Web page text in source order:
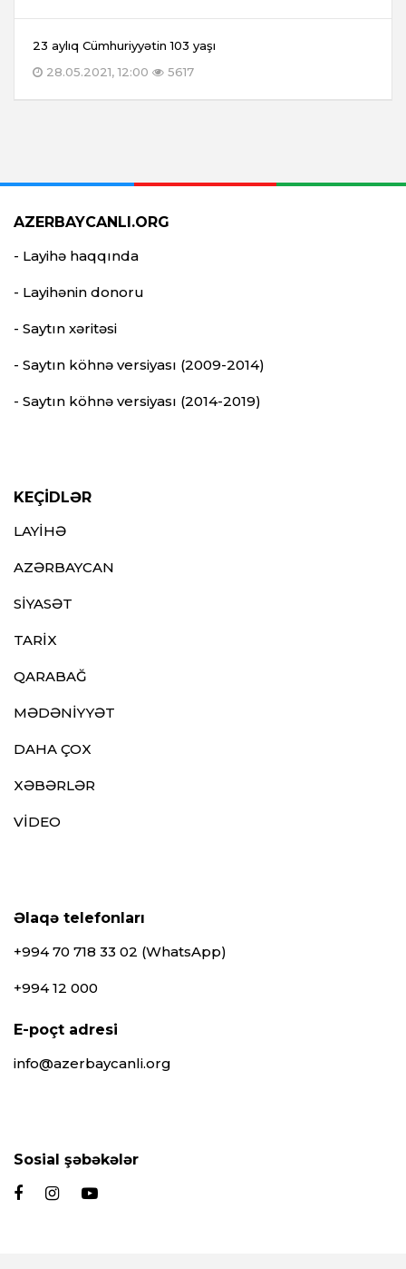
23 aylıq Cümhuriyyətin 103 yaşı
28.05.2021, 12:00
5617
AZERBAYCANLI.ORG
- Layihə haqqında
- Layihənin donoru
- Saytın xəritəsi
- Saytın köhnə versiyası (2009-2014)
- Saytın köhnə versiyası (2014-2019)
KEÇİDLƏR
LAYİHƏ
AZƏRBAYCAN
SİYASƏT
TARİX
QARABAĞ
MƏDƏNİYYƏT
DAHA ÇOX
XƏBƏRLƏR
VİDEO
Əlaqə telefonları
+994 70 718 33 02 (WhatsApp)
+994 12 000
E-poçt adresi
info@azerbaycanli.org
Sosial şəbəkələr